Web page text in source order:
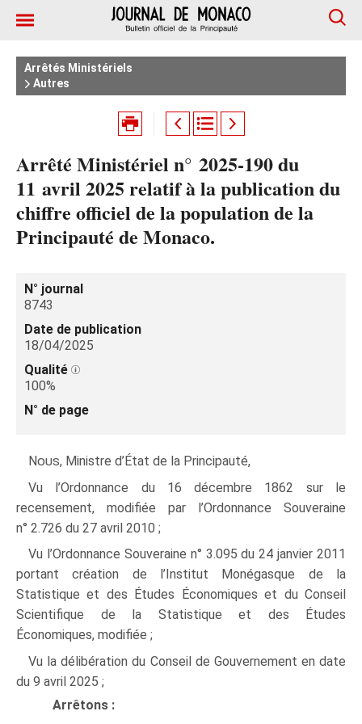
Arrêtés Ministériels
Autres
Arrêté Ministériel n° 2025‑190 du
11 avril 2025 relatif à la publication du
chiffre officiel de la population de la
Principauté de Monaco.
N° journal
8743
Date de publication
18/04/2025
Qualité
100%
N° de page
Nous, Ministre d’État de la Principauté,
Vu l’Ordonnance du 16 décembre 1862 sur le
recensement, modifiée par l’Ordonnance Souveraine
n° 2.726 du 27 avril 2010 ;
Vu l’Ordonnance Souveraine n° 3.095 du 24 janvier 2011
portant création de l’Institut Monégasque de la
Statistique et des Études Économiques et du Conseil
Scientifique de la Statistique et des Études
Économiques, modifiée ;
Vu la délibération du Conseil de Gouvernement en date
du 9 avril 2025 ;
Arrêtons :